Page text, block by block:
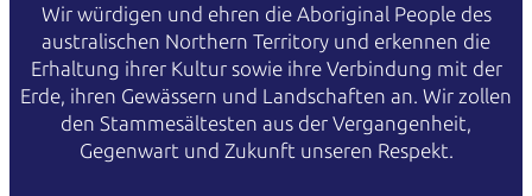
Wir würdigen und ehren die Aboriginal People des
australischen Northern Territory und erkennen die
Erhaltung ihrer Kultur sowie ihre Verbindung mit der
Erde, ihren Gewässern und Landschaften an. Wir zollen
den Stammesältesten aus der Vergangenheit,
Gegenwart und Zukunft unseren Respekt.